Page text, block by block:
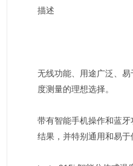
描述
无线功能、用途广泛、
度测量的理想选择。
带有智能手机操作和蓝
结果，并特别通用和易